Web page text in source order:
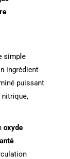
simple
ingrédient
puissant
nitrique,
oxyde